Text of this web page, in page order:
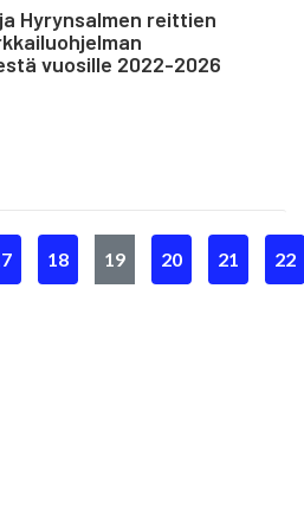
Hyrynsalmen reittien
vuosille 2022-2026
18 19 20 21 22